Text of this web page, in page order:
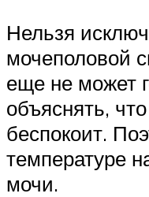
Нельзя
мочеполовой
еще не может
объяснять,
беспокоит.
температуре
мочи.